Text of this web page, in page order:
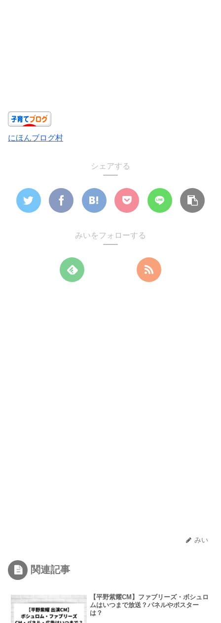
にほんブログ村
シェアする
みいをフォローする
みい
関連記事
【平野紫耀CM】ファブリーズ・ボシュロ
ムはいつまで放送？パネルやポスター
は？